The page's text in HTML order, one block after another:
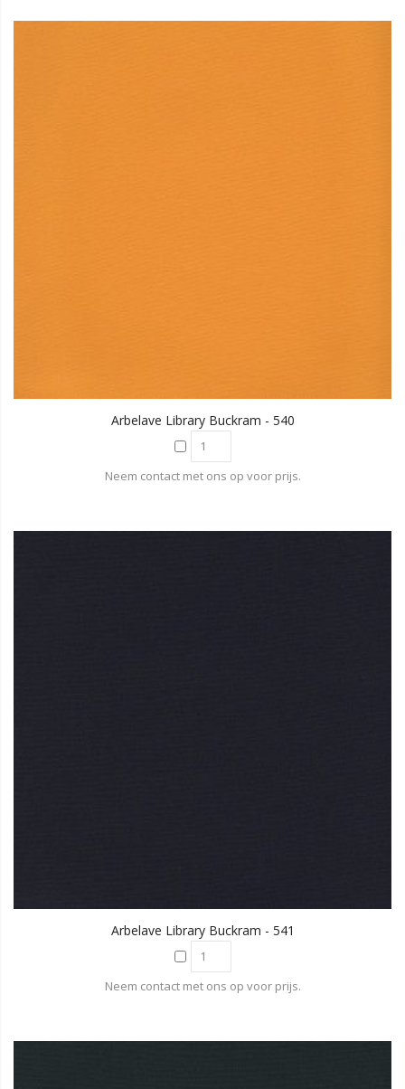
Arbelave Library Buckram - 540
Neem contact met ons op voor prijs.
Arbelave Library Buckram - 541
Neem contact met ons op voor prijs.